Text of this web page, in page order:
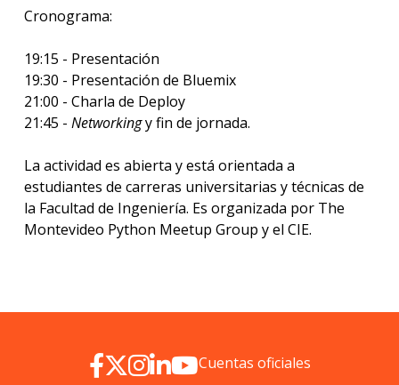
Cronograma:
19:15 - Presentación
19:30 - Presentación de Bluemix
21:00 - Charla de Deploy
21:45 - Networkingy fin de jornada.
La actividad es abierta y está orientada a
estudiantes de carreras universitarias y técnicas de
la Facultad de Ingeniería. Es organizada por The
Montevideo Python Meetup Group y el CIE.
Cuentas oficiales